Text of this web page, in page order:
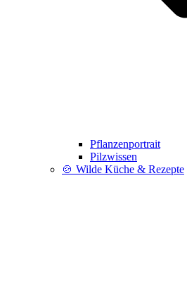
Pflanzenportrait
Pilzwissen
🍲 Wilde Küche & Rezepte